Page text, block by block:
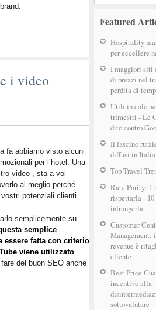
Featured
Hospitality
per eccellere
I maggiori siti
di prezzi nel
perdita di
Utili in calo
trimestri - Le
dito contro
Il fascino
diffusi in Italia
Top Travel
Rate Parity: 1
rispettarla -
infrangerla
Customer
Management:
revenue è
cliente
Best Price
incentivo alla
sottovalutare
i video
fa abbiamo visto alcuni
per l’hotel. Una
video , sta a voi
al meglio perché
potenziali clienti.
semplicemente su
semplice
essere fatta con criterio
viene utilizzato
del buon SEO anche